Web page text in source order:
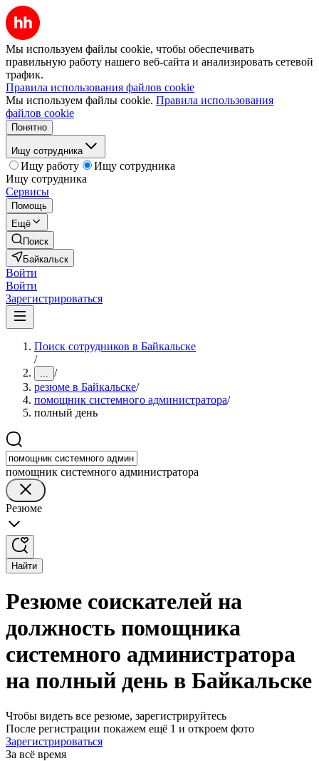
Мы используем файлы cookie, чтобы обеспечивать
правильную работу нашего веб-сайта и анализировать сетевой
трафик.
Правила использования файлов cookie
Мы используем файлы cookie. Правила использования
файлов cookie
Понятно
Ищу сотрудника
Ищу работу
Ищу сотрудника
Ищу сотрудника
Сервисы
Помощь
Ещё
Поиск
Байкальск
Войти
Войти
Зарегистрироваться
Поиск сотрудников в Байкальске
/
... /
резюме в Байкальске/
помощник системного администратора/
полный день
помощник системного администратора
Резюме
Найти
Резюме соискателей на
должность помощника
системного администратора
на полный день в Байкальске
Чтобы видеть все резюме, зарегистрируйтесь
После регистрации покажем ещё 1 и откроем фото
Зарегистрироваться
За всё время